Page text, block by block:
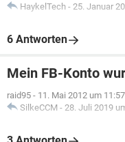
HaykelTech - 25. Januar
6 Antworten
Mein FB-Konto
raid95 - 11. Mai 2012 um 11:57
SilkeCCM - 28. Juli 2019